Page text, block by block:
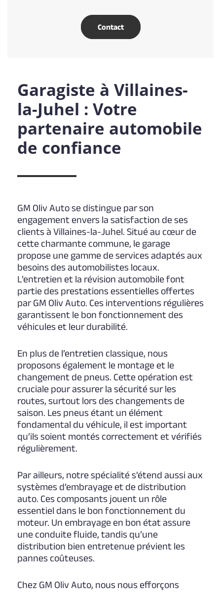
Contact
Garagiste à Villaines-
la-Juhel : Votre
partenaire automobile
de confiance
GM Oliv Auto se distingue par son
engagement envers la satisfaction de ses
clients à Villaines-la-Juhel. Situé au cœur de
cette charmante commune, le garage
propose une gamme de services adaptés aux
besoins des automobilistes locaux.
L’entretien et la révision automobile font
partie des prestations essentielles offertes
par GM Oliv Auto. Ces interventions régulières
garantissent le bon fonctionnement des
véhicules et leur durabilité.
En plus de l’entretien classique, nous
proposons également le montage et le
changement de pneus. Cette opération est
cruciale pour assurer la sécurité sur les
routes, surtout lors des changements de
saison. Les pneus étant un élément
fondamental du véhicule, il est important
qu’ils soient montés correctement et vérifiés
régulièrement.
Par ailleurs, notre spécialité s’étend aussi aux
systèmes d’embrayage et de distribution
auto. Ces composants jouent un rôle
essentiel dans le bon fonctionnement du
moteur. Un embrayage en bon état assure
une conduite fluide, tandis qu’une
distribution bien entretenue prévient les
pannes coûteuses.
Chez GM Oliv Auto, nous nous efforçons